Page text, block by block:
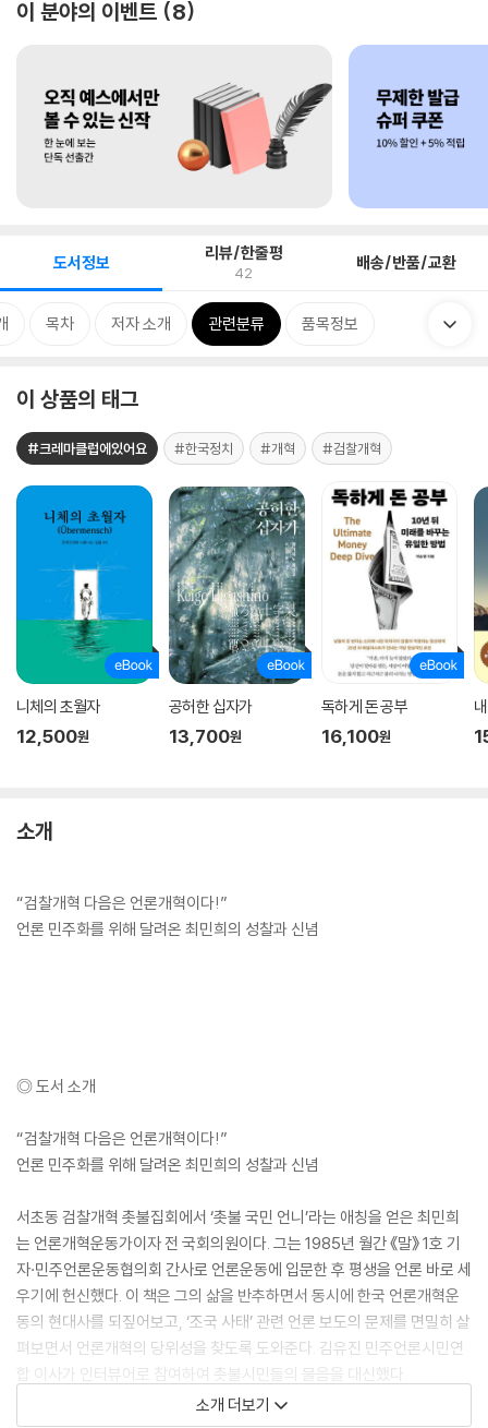
이 분야의 이벤트 8
도서정보 리뷰/한줄평
42 배송/반품/교환
목차 저자 소개 관련분류 품목정보
이 상품의 태그
#크레마클럽에있어요 #한국정치 #개혁 #검찰개혁
니체의 초월자
12,500원
공허한 십자가
13,700원
독하게 돈 공부
16,100원
소개
“검찰개혁 다음은 언론개혁이다!”
언론 민주화를 위해 달려온 최민희의 성찰과 신념
◎ 도서 소개
“검찰개혁 다음은 언론개혁이다!”
언론 민주화를 위해 달려온 최민희의 성찰과 신념
서초동 검찰개혁 촛불집회에서 ‘촛불 국민 언니’라는 애칭을 얻은 최민희
는 언론개혁운동가이자 전 국회의원이다. 그는 1985년 월간 《말》 1호 기
자·민주언론운동협의회 간사로 언론운동에 입문한 후 평생을 언론 바로 세
우기에 헌신했다. 이 책은 그의 삶을 반추하면서 동시에 한국 언론개혁운
동의 현대사를 되짚어보고, ‘조국 사태’ 관련 언론 보도의 문제를 면밀히 살
펴보면서 언론개혁의 당위성을 찾도록 도와준다. 김유진 민주언론시민연
합 이사가 인터뷰어로 참여하여 촛불시민들의 물음을 대신했다.
소개 더보기